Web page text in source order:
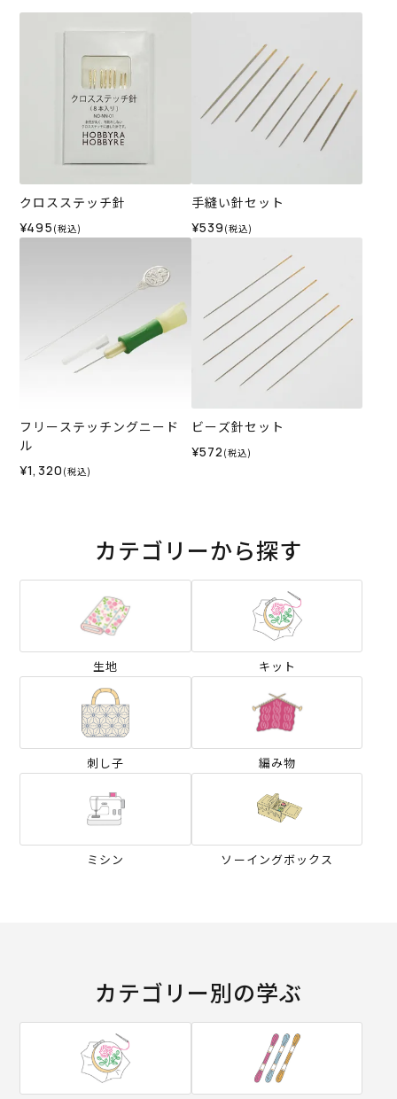
クロスステッチ針
¥495 (税込)
手縫い針セット
¥539 (税込)
フリーステッチングニード
ル
¥1,320 (税込)
ビーズ針セット
¥572 (税込)
カテゴリーから探す
生地 キット
刺し子 編み物
ミシン ソーイングボックス
カテゴリー別の学ぶ